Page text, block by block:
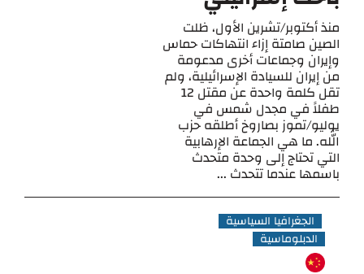
منذ أكتوبر/تشرين الأول، ظلت
الصين صامتة إزاء انتهاكات حماس
وإيران وجماعات أخرى مدعومة
من إيران للسيادة الإسرائيلية، ولم
تقل كلمة واحدة عن مقتل 12
طفلاً في مجدل شمس في
يوليو/تموز بصاروخ أطلقه حزب
الله. ما هي الجماعة الإرهابية
التي تحتاج إلى وحدة متحدث
باسمها عندما تتحدث ...
الجغرافيا السياسية
الدبلوماسية